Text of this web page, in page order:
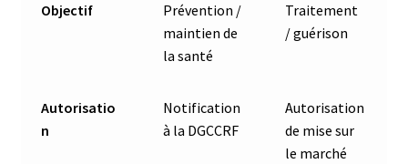
Objectif
Prévention /
maintien de
la santé
Traitement
/ guérison
Autorisatio
n
Notification
à la DGCCRF
Autorisation
de mise sur
le marché